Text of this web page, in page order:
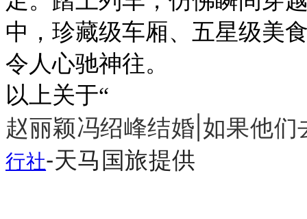
中，珍藏级车厢、五星级美
令人心驰神往。
以上关于“
赵丽颖冯绍峰结婚|如果他
行社-天马国旅提供